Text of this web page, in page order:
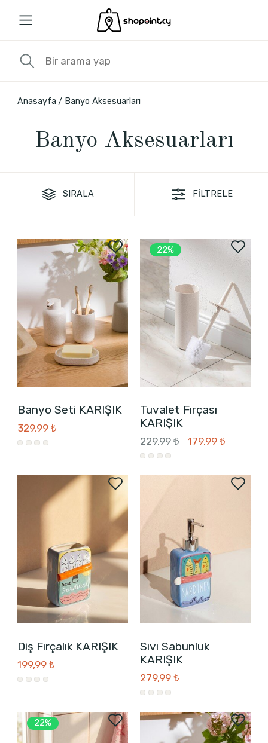
Anasayfa Banyo Aksesuarları
Banyo Aksesuarları
SIRALA FİLTRELE
Banyo Seti KARIŞIK
329,99 ₺
22%
Tuvalet Fırçası
KARIŞIK
229,99 ₺ 179,99 ₺
Diş Fırçalık KARIŞIK
199,99 ₺
Sıvı Sabunluk
KARIŞIK
279,99 ₺
22%